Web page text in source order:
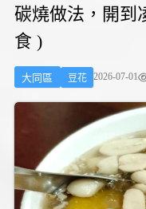
碳燒做法，開到
食 )
大同區 豆花 2026-07-01